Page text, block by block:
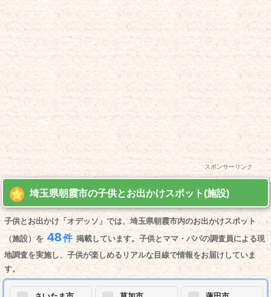
スポンサーリンク
埼玉県朝霞市の子供とお出かけスポット(施設)
子供とお出かけ「オデッソ」では、埼玉県朝霞市内のお出かけスポット
（施設）を 48件 掲載しています。子供とママ・パパの調査員による現
地調査を実施し、子供が楽しめるリアルな目線で情報をお届けしていま
す。